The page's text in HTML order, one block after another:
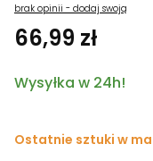
brak opinii - dodaj swoją
66,99 zł
Wysyłka w 24h!
Ostatnie sztuki w